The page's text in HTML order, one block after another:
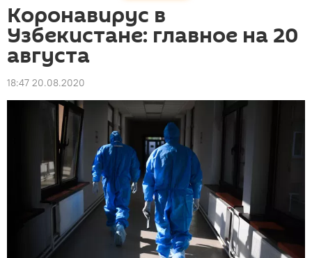
Коронавирус в
Узбекистане: главное на 20
августа
18:47 20.08.2020